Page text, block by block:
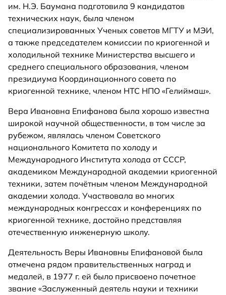
им. Н.Э. Баумана подготовила 9 кандидатов
технических наук, была членом
специализированных Ученых советов МГТУ и МЭИ,
а также председателем комиссии по криогенной и
холодильной технике Министерства высшего и
среднего специального образования, членом
президиума Координационного совета по
криогенной технике, членом НТС НПО «Гелиймаш».
Вера Ивановна Епифанова была хорошо известна
широкой научной общественности, в том числе за
рубежом, являлась членом Советского
национального Комитета по холоду и
Международного Института холода от СССР,
академиком Международной академии криогенной
техники, затем почётным членом Международной
академии холода. Участвовала во многих
международных конгрессах и конференциях по
криогенной технике, достойно представляя
отечественную инженерную школу.
Деятельность Веры Ивановны Епифановой была
отмечена рядом правительственных наград и
медалей, в 1977 г. ей было присвоено почетное
звание «Заслуженный деятель науки и техники